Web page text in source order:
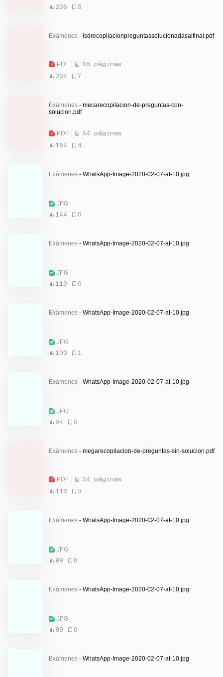
206
3
Exámenes - isdrecopilacionpreguntassolucionadasalfinal.pdf
PDF
16 páginas
204
7
Exámenes - mecarecopilacion-de-preguntas-con-
solucion.pdf
PDF
34 páginas
154
4
Exámenes - WhatsApp-Image-2020-02-07-at-10.jpg
JPG
144
0
Exámenes - WhatsApp-Image-2020-02-07-at-10.jpg
JPG
119
0
Exámenes - WhatsApp-Image-2020-02-07-at-10.jpg
JPG
100
1
Exámenes - WhatsApp-Image-2020-02-07-at-10.jpg
JPG
94
0
Exámenes - megarecopilacion-de-preguntas-sin-solucion.pdf
PDF
34 páginas
116
3
Exámenes - WhatsApp-Image-2020-02-07-at-10.jpg
JPG
89
0
Exámenes - WhatsApp-Image-2020-02-07-at-10.jpg
JPG
89
0
Exámenes - WhatsApp-Image-2020-02-07-at-10.jpg